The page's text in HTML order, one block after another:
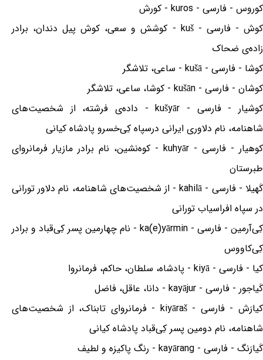
کوروس - فارسی - kuros - کورش
کوش - فارسی - kuš - کوشش و سعی، کوش پیل دندان، برادر
زاده‌ی ضحاک
کوشا - فارسی - kušā - ساعی، تلاشگر
کوشان - فارسی - kušān - کوشا، ساعی، تلاشگر
کوشیار - فارسی - kušyār - داده‌ی فرشته، از شخصیت‌های
شاهنامه، نام دلاوری ایرانی درسپاه کِی‌خسرو پادشاه کیانی
کوهیار - فارسی - kuhyār - کوه‌نشین، نام برادر مازیار فرمانروای
طبرستان
کَهیلا - فارسی - kahilā - از شخصیت‌های شاهنامه، نام دلاور تورانی
در سپاه افراسیاب تورانی
کِی‌آرمین - فارسی - ka(e)yārmin - نام چهارمین پسر کِی‌قباد و برادر
کِی‌کاووس
کیا - فارسی - kiyā - پادشاه، سلطان، حاکم، فرمانروا
کَیاجور - فارسی - kayājur - دانا، عاقل، فاضل
کیارَش - فارسی - kiyāraš - فرمانروای تابناک، از شخصیت‌های
شاهنامه، نام دومین پسر کِی‌قباد پادشاه کیانی
کَیارَنگ - فارسی - kayārang - رنگ پاکیزه و لطیف